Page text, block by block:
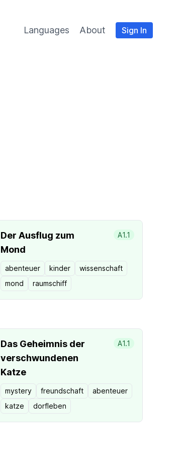
Languages About Sign In
Der Ausflug zum
Mond
A1.1
abenteuer kinder
wissenschaft
mond
raumschiff
Das Geheimnis der
verschwundenen
Katze
A1.1
mystery freundschaft
abenteuer
katze
dorfleben